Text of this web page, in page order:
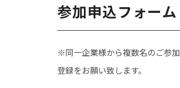
参加申込フォーム
※同一企業様から複数名のご参
登録をお願い致します。